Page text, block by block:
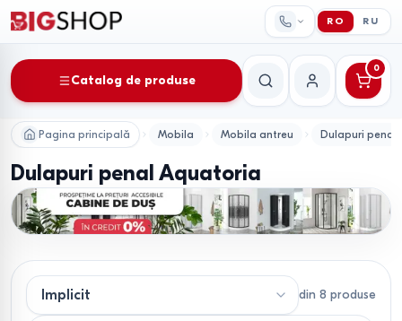
RO RU
Catalog de produse
CăutareContul meu
0
Pagina principală Mobila Mobila antreu Dulapuri penal
Dulapuri penal Aquatoria
din 8 produse